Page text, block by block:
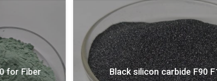
Black silicon carbide F90 F100 for